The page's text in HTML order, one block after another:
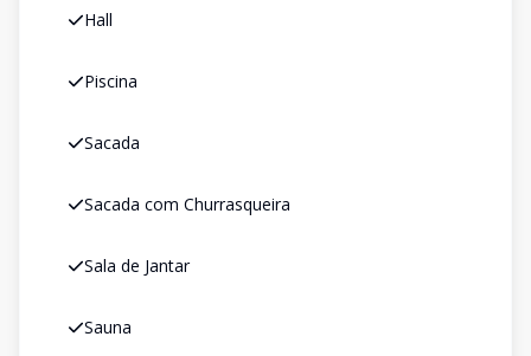
Hall
Piscina
Sacada
Sacada com Churrasqueira
Sala de Jantar
Sauna